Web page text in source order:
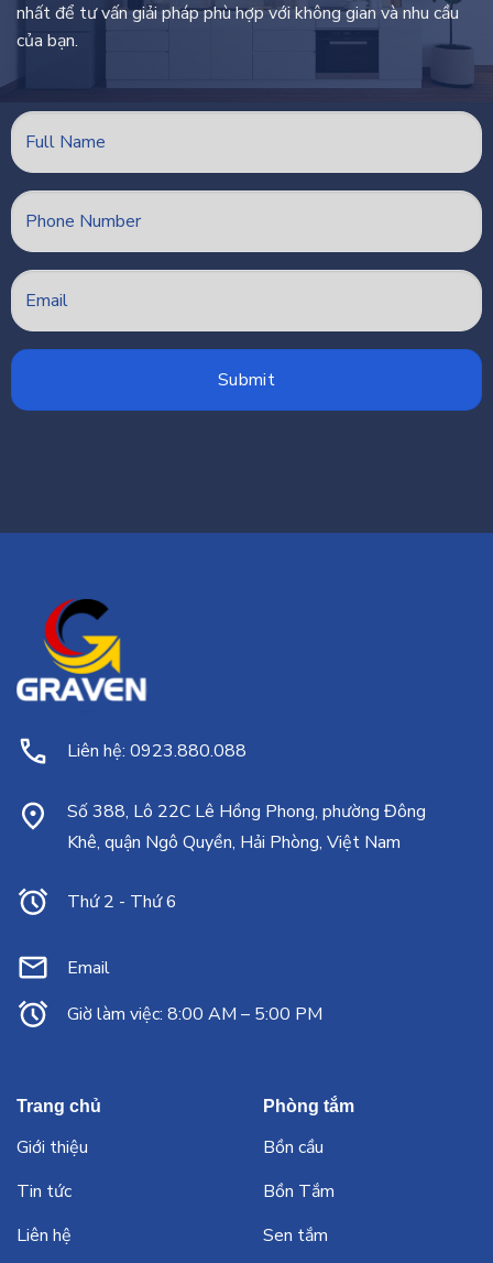
nhất để tư vấn giải pháp phù hợp với không gian và nhu cầu
của bạn.
Liên hệ: 0923.880.088
Số 388, Lô 22C Lê Hồng Phong, phường Đông
Khê, quận Ngô Quyền, Hải Phòng, Việt Nam
Thứ 2 - Thứ 6
Email
Giờ làm việc: 8:00 AM – 5:00 PM
Trang chủ
Giới thiệu
Tin tức
Liên hệ
Phòng tắm
Bồn cầu
Bồn Tắm
Sen tắm